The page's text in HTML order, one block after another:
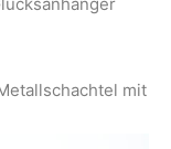
mit